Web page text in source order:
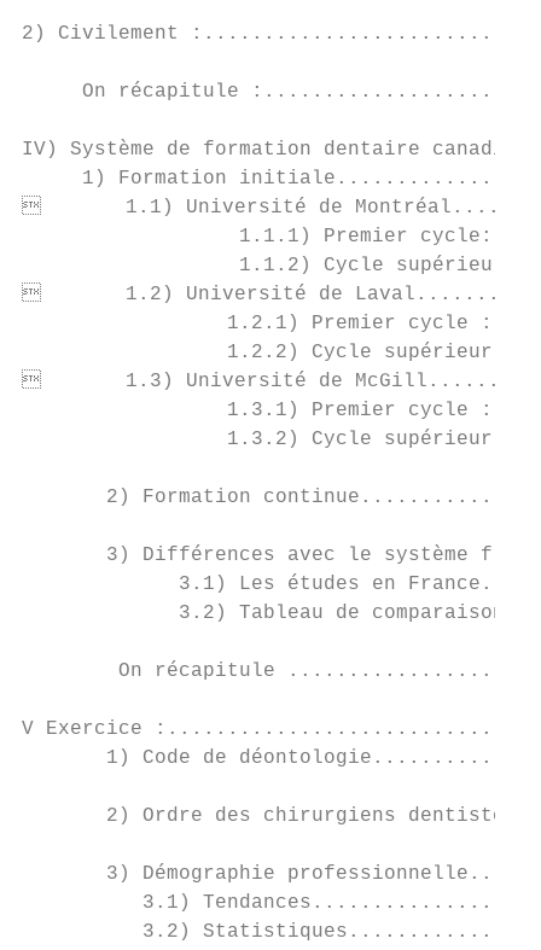
2) Civilement
On récapitule
IV) Système de formation
1) Formation
       1.1) Université de
1.1.1) Premier cycle:
1.1.2) Cycle supérieur
       1.2) Université de
1.2.1) Premier cycle :
1.2.2) Cycle supérieur :
       1.3) Université de
1.3.1) Premier cycle :
1.3.2) Cycle supérieur :
2) Formation
3) Différences avec le système
3.1) Les études en
3.2) Tableau de comparaison
On récapitule
V Exercice
1) Code de
2) Ordre des chirurgiens
3) Démographie
3.1)
3.2)